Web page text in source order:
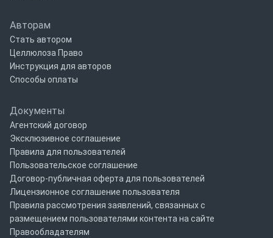
Авторам
Стать автором
Целлюлоза Право
Инструкция для авторов
Способы оплаты
Документы
Агентский договор
Эксклюзивное соглашение
Правила для пользователей
Пользовательское соглашение
Договор-публичная оферта для пользователей
Лицензионное соглашение пользователя
Правила рассмотрения заявлений, связанных с
размещением пользователями контента на сайте
Правообладателям